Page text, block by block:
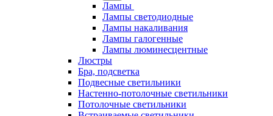
Лампы
Лампы светодиодные
Лампы накаливания
Лампы галогенные
Лампы люминесцентные
Люстры
Бра, подсветка
Подвесные светильники
Настенно-потолочные светильники
Потолочные светильники